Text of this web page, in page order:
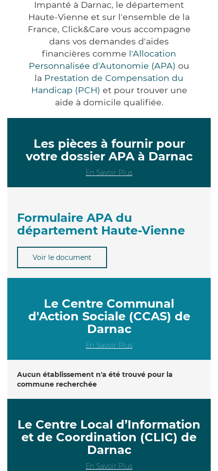
Impanté à Darnac, le département
Haute-Vienne et sur l'ensemble de la
France, Click&Care vous accompagne
dans vos demandes d'aides
financières comme l'Allocation
Personnalisée d'Autonomie (APA) ou
la Prestation de Compensation du
Handicap (PCH) et pour trouver une
aide à domicile qualifiée.
Les pièces à fournir pour
votre dossier APA à Darnac
En Savoir Plus
Formulaire APA du
département Haute-Vienne
Voir le document
Le Centre Communal
d'Action Sociale (CCAS) de
Darnac
En Savoir Plus
Aucun établissement n'a été trouvé pour la
commune recherchée
Le Centre Local d’Information
et de Coordination (CLIC) de
Darnac
En Savoir Plus